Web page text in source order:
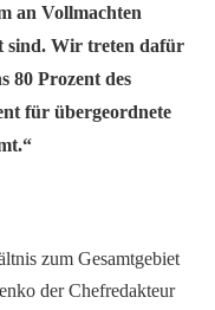
an Vollmachten
sind. Wir treten dafür
80 Prozent des
für übergeordnete
zum Gesamtgebiet
der Chefredakteur